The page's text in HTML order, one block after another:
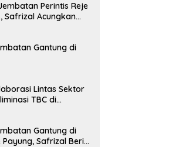
Perintis Reje
Safrizal Acungkan
Gantung di
Lintas Sektor
TBC di
Gantung di
Payung, Safrizal Beri